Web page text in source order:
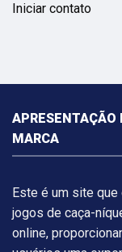
Iniciar contato
APRESENTAÇÃO
MARCA
Este é um site
jogos de caça-
online,